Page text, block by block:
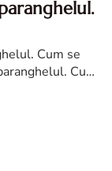
Cum se
Cum